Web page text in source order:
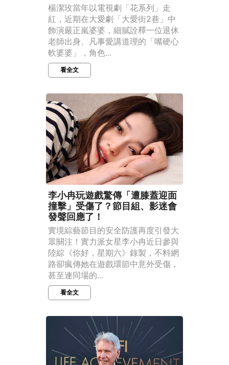
楊潔玫當年以電視劇「花系列」走
紅，近期在大愛劇「大愛街2巷」中
飾演嚴正嵐婆婆，細膩詮釋一位退休
老師出身、凡事愛講道理的「嘴硬心
軟婆婆」，角色...
看全文
李小冉玩遊戲驚傳「遭膝蓋迎面
撞擊」受傷了？節目組、影迷會
發聲回應了！
實境綜藝節目的安全防護再度引發大
眾關注！實力派女星李小冉近日參與
陸綜《你好，星期六》錄製，不料網
路卻瘋傳她在遊戲環節中意外受傷，
甚至連同場的...
看全文